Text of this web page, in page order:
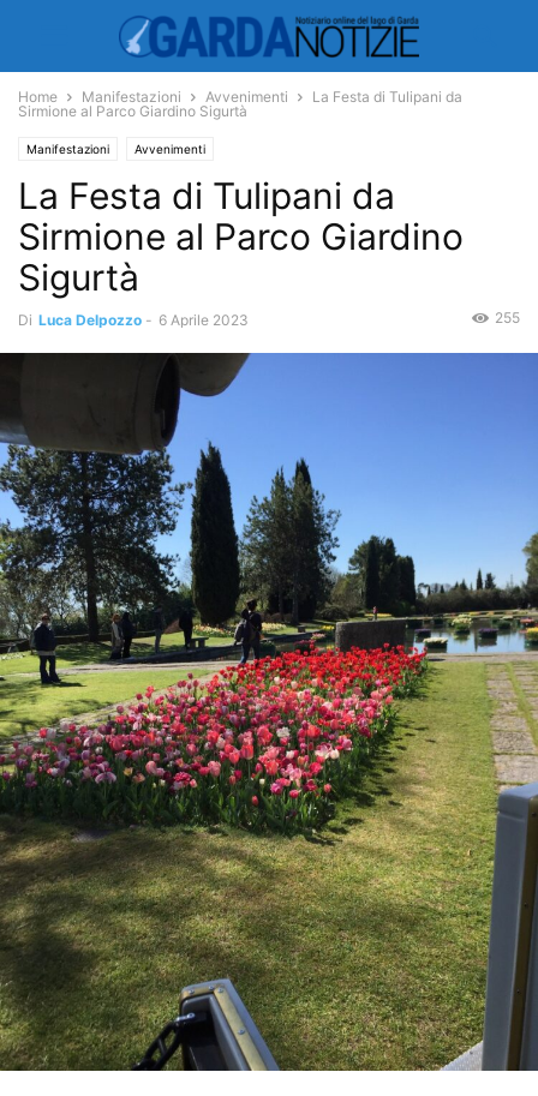
Home Manifestazioni Avvenimenti
La Festa di Tulipani da
Sirmione al Parco Giardino Sigurtà
Manifestazioni Avvenimenti
La Festa di Tulipani da
Sirmione al Parco Giardino
Sigurtà
Di Luca Delpozzo - 6 Aprile 2023 255